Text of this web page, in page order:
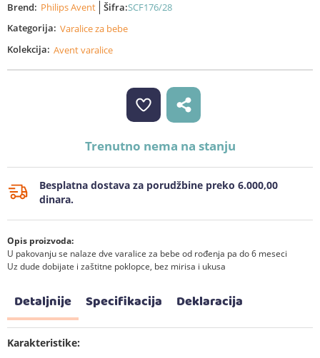
Brend: Philips Avent Šifra:SCF176/28
Kategorija: Varalice za bebe
Kolekcija: Avent varalice
Trenutno nema na stanju
Besplatna dostava za porudžbine preko 6.000,00
dinara.
Opis proizvoda:
U pakovanju se nalaze dve varalice za bebe od rođenja pa do 6 meseci
Uz dude dobijate i zaštitne poklopce, bez mirisa i ukusa
Detaljnije Specifikacija Deklaracija
Karakteristike: